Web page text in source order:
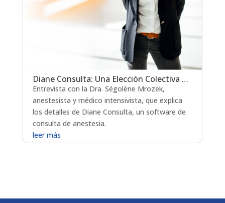
Diane Consulta: Una Elección Colectiva para un Software de Anestesia Comprobado
Entrevista con la Dra. Ségolène Mrozek,
anestesista y médico intensivista, que explica
los detalles de Diane Consulta, un software de
consulta de anestesia.
leer más